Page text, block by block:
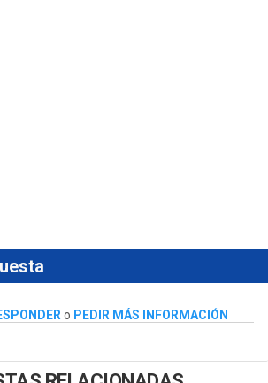
o PEDIR MÁS INFORMACIÓN